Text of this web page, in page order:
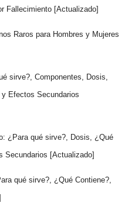
Fallecimiento [Actualizado]
Raros para Hombres y Mujeres
sirve?, Componentes, Dosis,
Efectos Secundarios
¿Para qué sirve?, Dosis, ¿Qué
Secundarios [Actualizado]
qué sirve?, ¿Qué Contiene?,